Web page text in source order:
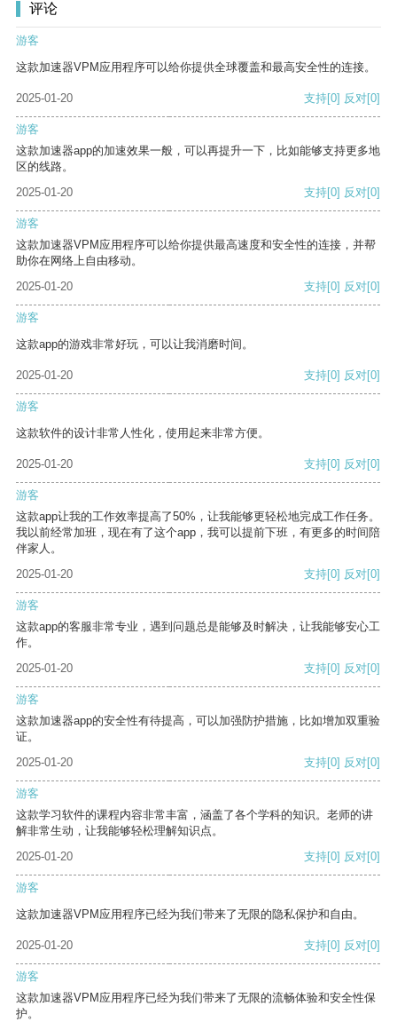
评论
游客
这款加速器VPM应用程序可以给你提供全球覆盖和最高安全性的连接。
2025-01-20 支持[0] 反对[0]
游客
这款加速器app的加速效果一般，可以再提升一下，比如能够支持更多地
区的线路。
2025-01-20
支持[0] 反对[0]
游客
这款加速器VPM应用程序可以给你提供最高速度和安全性的连接，并帮
助你在网络上自由移动。
2025-01-20
支持[0] 反对[0]
游客
这款app的游戏非常好玩，可以让我消磨时间。
2025-01-20 支持[0] 反对[0]
游客
这款软件的设计非常人性化，使用起来非常方便。
2025-01-20 支持[0] 反对[0]
游客
这款app让我的工作效率提高了50%，让我能够更轻松地完成工作任务。
我以前经常加班，现在有了这个app，我可以提前下班，有更多的时间陪
伴家人。
2025-01-20
支持[0] 反对[0]
游客
这款app的客服非常专业，遇到问题总是能够及时解决，让我能够安心工
作。
2025-01-20
支持[0] 反对[0]
游客
这款加速器app的安全性有待提高，可以加强防护措施，比如增加双重验
证。
2025-01-20
支持[0] 反对[0]
游客
这款学习软件的课程内容非常丰富，涵盖了各个学科的知识。老师的讲
解非常生动，让我能够轻松理解知识点。
2025-01-20
支持[0] 反对[0]
游客
这款加速器VPM应用程序已经为我们带来了无限的隐私保护和自由。
2025-01-20 支持[0] 反对[0]
游客
这款加速器VPM应用程序已经为我们带来了无限的流畅体验和安全性保
护。